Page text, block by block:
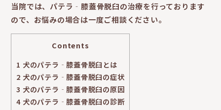
当院では、パテラ‐膝蓋骨脱臼の治療を行っております
ので、お悩みの場合は一度ご相談ください。
Contents
1 犬のパテラ‐膝蓋骨脱臼とは
2 犬のパテラ‐膝蓋骨脱臼の症状
3 犬のパテラ‐膝蓋骨脱臼の原因
4 犬のパテラ‐膝蓋骨脱臼の診断